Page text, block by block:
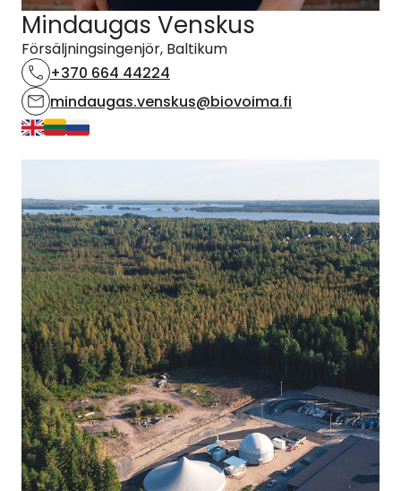
Mindaugas Venskus
Försäljningsingenjör, Baltikum
+370 664 44224
mindaugas.venskus@biovoima.fi